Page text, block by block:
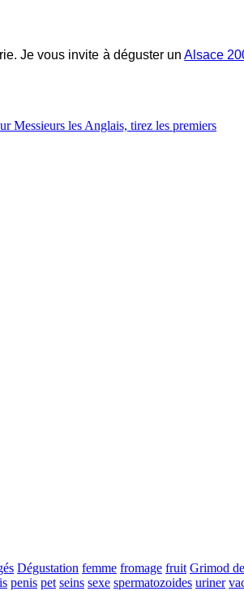
Je vous invite à déguster unAlsace
Messieurs les Anglais, tirez les premiers
Dégustation femme fromage fruit Grimod
penis pet seins sexe spermatozoides uriner